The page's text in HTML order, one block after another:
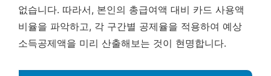
없습니다. 따라서, 본인의 총급여액 대비 카드 사용액
비율을 파악하고, 각 구간별 공제율을 적용하여 예상
소득공제액을 미리 산출해보는 것이 현명합니다.